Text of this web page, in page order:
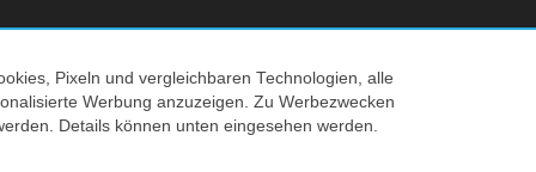
© 2026 Tecedo
Pixeln und vergleichbaren Technologien, alle
Werbung anzuzeigen. Zu Werbezwecken
Details können unten eingesehen werden.